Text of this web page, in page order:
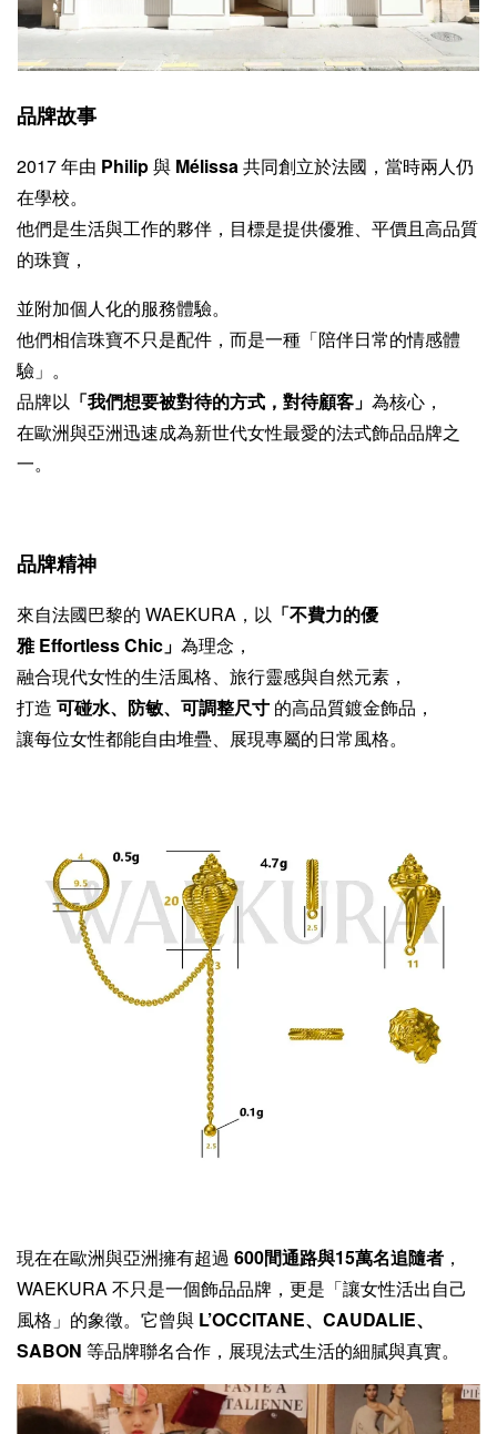
品牌故事
2017 年由 Philip與 Mélissa共同創立於法國，當時兩人仍
在學校。
他們是生活與工作的夥伴，目標是提供優雅、平價且高品質
的珠寶，
並附加個人化的服務體驗。
他們相信珠寶不只是配件，而是一種「陪伴日常的情感體
驗」。
品牌以 「我們想要被對待的方式，對待顧客」 為核心，
在歐洲與亞洲迅速成為新世代女性最愛的法式飾品品牌之
一。
品牌精神
來自法國巴黎的 WAEKURA，以 「不費力的優
雅 Effortless Chic」 為理念，
融合現代女性的生活風格、旅行靈感與自然元素，
打造 可碰水、防敏、可調整尺寸 的高品質鍍金飾品，
讓每位女性都能自由堆疊、展現專屬的日常風格。
現在在歐洲與亞洲擁有超過 600間通路與15萬名追隨者 ，
WAEKURA 不只是一個飾品品牌，更是「讓女性活出自己
風格」的象徵。它曾與 L’OCCITANE、CAUDALIE、
SABON 等品牌聯名合作，展現法式生活的細膩與真實。